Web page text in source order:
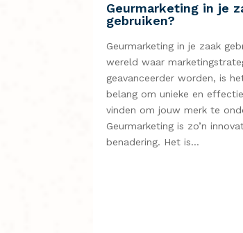
Geurmarketing in je
gebruiken?
Geurmarketing in je zaak
wereld waar
geavanceerder worden, is
belang om unieke en
vinden om jouw merk te
Geurmarketing is zo’n
benadering. Het is…